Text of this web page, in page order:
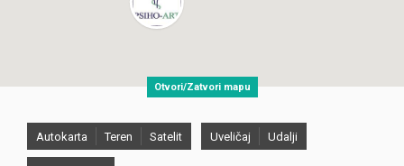
Otvori/Zatvori mapu
Autokarta Teren Satelit Uveličaj Udalji